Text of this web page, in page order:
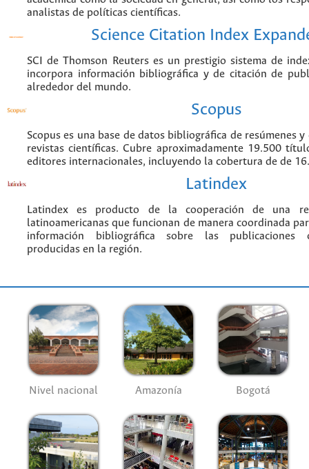
analistas de políticas científicas.
Science Citation Index
SCI de Thomson Reuters es un prestigio sistema de
incorpora información bibliográfica y de citación de
alrededor del mundo.
Scopus
Scopus es una base de datos bibliográfica de resúmenes
revistas científicas. Cubre aproximadamente 19.500
editores internacionales, incluyendo la cobertura de de
Latindex
Latindex es producto de la cooperación de una
latinoamericanas que funcionan de manera coordinada
información bibliográfica sobre las publicaciones
producidas en la región.
Nivel nacional Amazonía Bogotá